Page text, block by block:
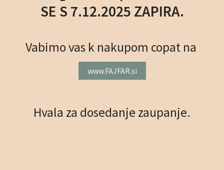
SE S 7.12.2025 ZAPIRA.
Vabimo vas k nakupom copat na
www.FAJFAR.si
Hvala za dosedanje zaupanje.